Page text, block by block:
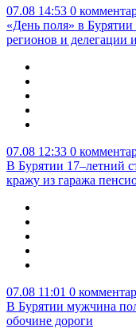
07.08 14:53 0
«День поля» в Бурятии
регионов и делегации
07.08 12:33 0
В Бурятии 17–летний
кражу из гаража
07.08 11:01 0
В Бурятии мужчина
обочине дороги